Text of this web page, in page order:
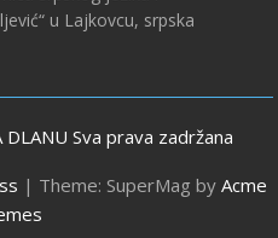
u Lajkovcu, srpska
Sva prava zadržana
| Theme: SuperMag by Acme